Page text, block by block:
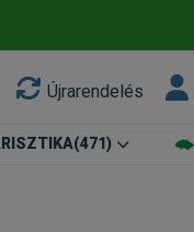
Újrarendelés
(471)